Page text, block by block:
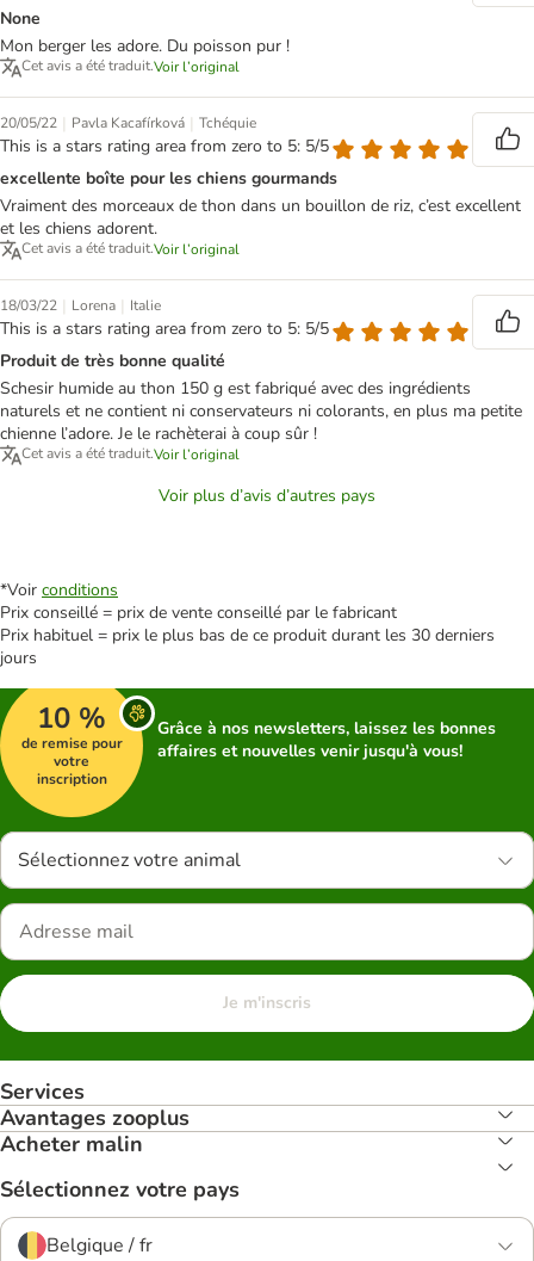
None
Mon berger les adore. Du poisson pur !
Cet avis a été traduit.Voir l’original
20/05/22 | Pavla Kacafírková | Tchéquie
This is a stars rating area from zero to 5: 5/5
excellente boîte pour les chiens gourmands
Vraiment des morceaux de thon dans un bouillon de riz, c’est excellent
et les chiens adorent.
Cet avis a été traduit.Voir l’original
18/03/22 | Lorena | Italie
This is a stars rating area from zero to 5: 5/5
Produit de très bonne qualité
Schesir humide au thon 150 g est fabriqué avec des ingrédients
naturels et ne contient ni conservateurs ni colorants, en plus ma petite
chienne l’adore. Je le rachèterai à coup sûr !
Cet avis a été traduit.Voir l’original
Voir plus d’avis d’autres pays
*Voir conditions
Prix conseillé = prix de vente conseillé par le fabricant
Prix habituel = prix le plus bas de ce produit durant les 30 derniers
jours
10 %
de remise pour
votre
inscription
Grâce à nos newsletters, laissez les bonnes
affaires et nouvelles venir jusqu'à vous!
Sélectionnez votre animal
Je m'inscris
Services
Avantages zooplus
Acheter malin
Sélectionnez votre pays
Belgique / fr